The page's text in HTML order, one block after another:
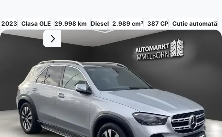
2023 Clasa GLE 29.998 km Diesel 2.989 cm³ 387 CP Cutie automată